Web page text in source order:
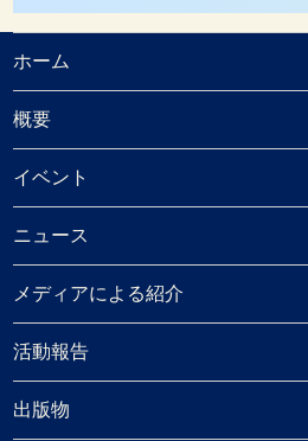
ホーム
概要
イベント
ニュース
メディアによる紹介
活動報告
出版物